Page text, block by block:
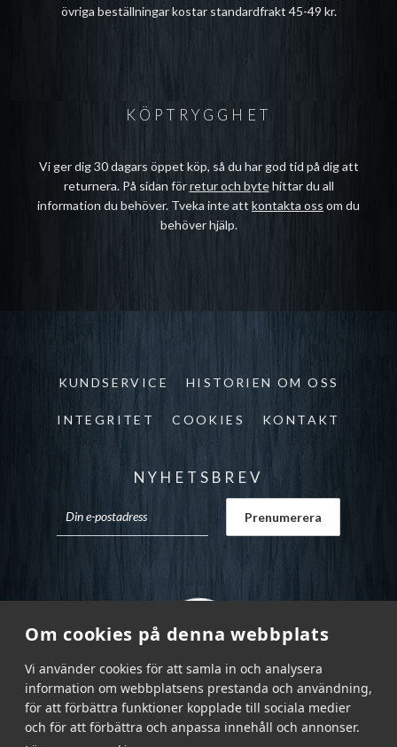
Om cookies på denna webbplats
Vi använder cookies för att samla in och analysera
information om webbplatsens prestanda och användning,
för att förbättra funktioner kopplade till sociala medier
och för att förbättra och anpassa innehåll och annonser.
övriga beställningar kostar standardfrakt 45-49 kr.
KÖPTRYGGHET
Vi ger dig 30 dagars öppet köp, så du har god tid på dig att
returnera. På sidan förretur och bytehittar du all
information du behöver. Tveka inte att kontakta oss om du
behöver hjälp.
KUNDSERVICE HISTORIEN OM OSS
INTEGRITET COOKIES KONTAKT
NYHETSBREV